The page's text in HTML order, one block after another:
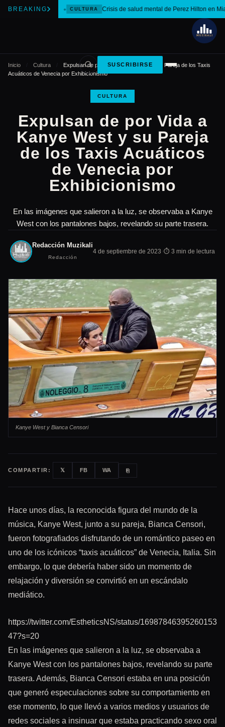
BREAKING CULTURA Crisis de salud mental de Perez Hilton en
SUSCRIBIRSE
Inicio Cultura
Expulsan de por Vida a Kanye West y su Pareja de los Taxis
Acuáticos de Venecia por Exhibicionismo
CULTURA
Expulsan de por Vida a
Kanye West y su Pareja
de los Taxis Acuáticos
de Venecia por
Exhibicionismo
En las imágenes que salieron a la luz, se observaba a Kanye
West con los pantalones bajos, revelando su parte trasera.
Redacción Muzikali
Redacción
4 de septiembre de 2023 ·⏱ 3 min de lectura
Kanye West y Bianca Censori
COMPARTIR: 𝕏 FB WA ⎘
Hace unos días, la reconocida figura del mundo de la
música, Kanye West, junto a su pareja, Bianca Censori,
fueron fotografiados disfrutando de un romántico paseo en
uno de los icónicos “taxis acuáticos” de Venecia, Italia. Sin
embargo, lo que debería haber sido un momento de
relajación y diversión se convirtió en un escándalo
mediático.
https://twitter.com/EstheticsNS/status/16987846395260153
47?s=20
En las imágenes que salieron a la luz, se observaba a
Kanye West con los pantalones bajos, revelando su parte
trasera. Además, Bianca Censori estaba en una posición
que generó especulaciones sobre su comportamiento en
ese momento, lo que llevó a varios medios y usuarios de
redes sociales a insinuar que estaba practicando sexo oral